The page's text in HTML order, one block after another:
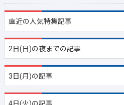
直近の人気特集記事
2日(日)の夜までの記事
3日(月)の記事